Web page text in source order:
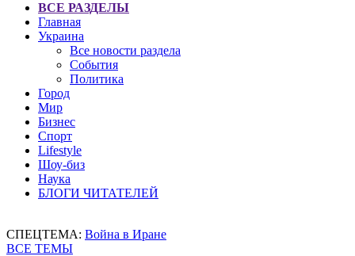
ВСЕ РАЗДЕЛЫ
Главная
Украина
Все новости раздела
События
Политика
Город
Мир
Бизнес
Спорт
Lifestyle
Шоу-биз
Наука
БЛОГИ ЧИТАТЕЛЕЙ
СПЕЦТЕМА: Война в Иране
ВСЕ ТЕМЫ